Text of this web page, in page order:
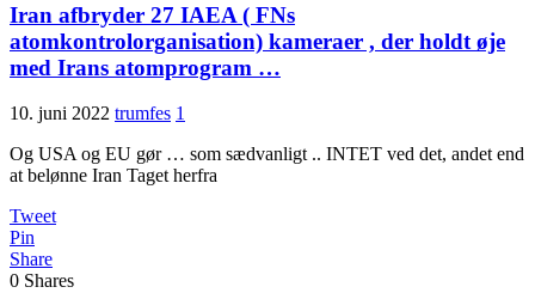
Iran afbryder 27 IAEA ( FNs
atomkontrolorganisation) kameraer , der holdt øje
med Irans atomprogram …
10. juni 2022 trumfes 1
Og USA og EU gør … som sædvanligt .. INTET ved det, andet end
at belønne Iran Taget herfra
Tweet
Pin
Share
0 Shares